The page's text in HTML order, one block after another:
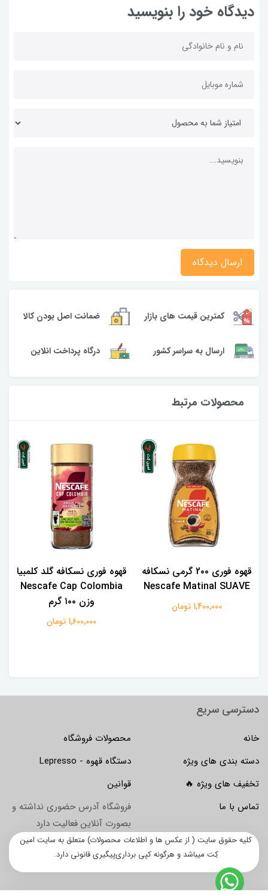
دیدگاه خود را بنویسید
ارسال دیدگاه
کمترین قیمت های بازار ضمانت اصل بودن کالا
ارسال به سراسر کشور درگاه پرداخت انلاین
محصولات مرتبط
قهوه فوری 2۰۰ گرمی نسکافه
Nescafe Matinal SUAVE
1,400,000 تومان
قهوه فوری نسکافه گلد کلمبیا
Nescafe Cap Colombia
وزن ۱۰۰ گرم
1,600,000 تومان
دسترسی سریع
خانه
محصولات فروشگاه
دسته بندی های ویژه
دستگاه قهوه - Lepresso
تخفیف های ویژه 🔥
قوانین
تماس با ما
فروشگاه آدرس حضوری نداشته و
بصورت آنلاین فعالیت دارد
کلیه حقوق سایت ( از عکس ها و اطلاعات محصولات) متعلق به سایت امین
کِت میباشد و هرگونه کپی برداری‌پیگیری قانونی دارد.